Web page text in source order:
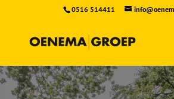
0516 514411